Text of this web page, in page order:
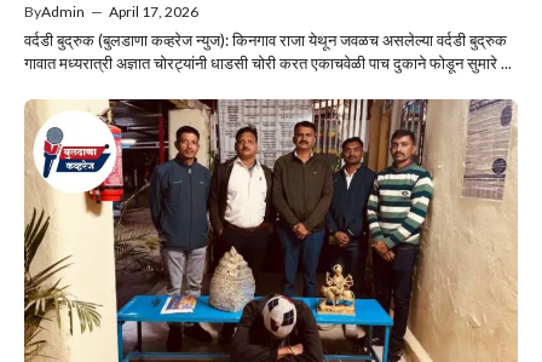
ByAdmin — April 17, 2026
वर्दडी बुद्रुक (बुलडाणा कव्हरेज न्युज): किनगाव राजा येथून जवळच असलेल्या वर्दडी बुद्रुक
गावात मध्यरात्री अज्ञात चोरट्यांनी धाडसी चोरी करत एकाचवेळी पाच दुकाने फोडून सुमारे ...